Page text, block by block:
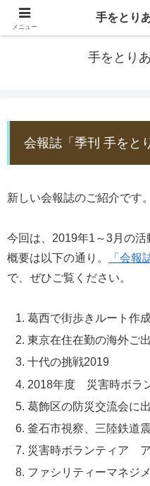
防災
手をとり
会報誌「季刊 手をと
新しい会報誌のご紹介です。
今回は、2019年1～3月の活
概要は以下の通り。
「会報
で、ぜひご覧ください。
葛西で街歩きルート作
東京在住在勤の海外ご
十代の挑戦2019
2018年度 災害時ボラ
葛飾区の防災交流会に
釜石市視察、三陸鉄道
災害時ボランティア
ファシリティーマネジ
メニュー
手をとり